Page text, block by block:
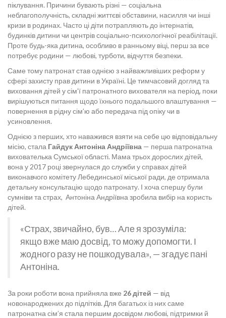
піклування. Причини бувають різні — соціальна
неблагополучність, складні життєві обставини, насилля чи інші
кризи в родинах. Часто ці діти потрапляють до інтернатів,
будинків дитини чи центрів соціально-психологічної реабілітації.
Проте будь-яка дитина, особливо в ранньому віці, перш за все
потребує родини — любові, турботи, відчуття безпеки.
Саме тому патронат став однією з найважливіших реформ у
сфері захисту прав дитини в Україні. Це тимчасовий догляд та
виховання дітей у сім’ї патронатного вихователя на період, поки
вирішуються питання щодо їхнього подальшого влаштування —
повернення в рідну сім’ю або передача під опіку чи в
усиновлення.
Однією з перших, хто наважився взяти на себе цю відповідальну
місію, стала Гайдук Антоніна Андріївна — перша патронатна
вихователька Сумської області. Мама трьох дорослих дітей,
вона у 2017 році звернулася до служби у справах дітей
виконавчого комітету Лебединської міської ради, де отримала
детальну консультацію щодо патронату. І хоча спершу були
сумніви та страх, Антоніна Андріївна зробила вибір на користь
дітей.
«Страх, звичайно, був… Але я зрозуміла:
якщо вже маю досвід, то можу допомогти. І
жодного разу не пошкодувала», — згадує пані
Антоніна.
За роки роботи вона прийняла вже 26 дітей — від
новонароджених до підлітків. Для багатьох із них саме
патронатна сім’я стала першим досвідом любові, підтримки й